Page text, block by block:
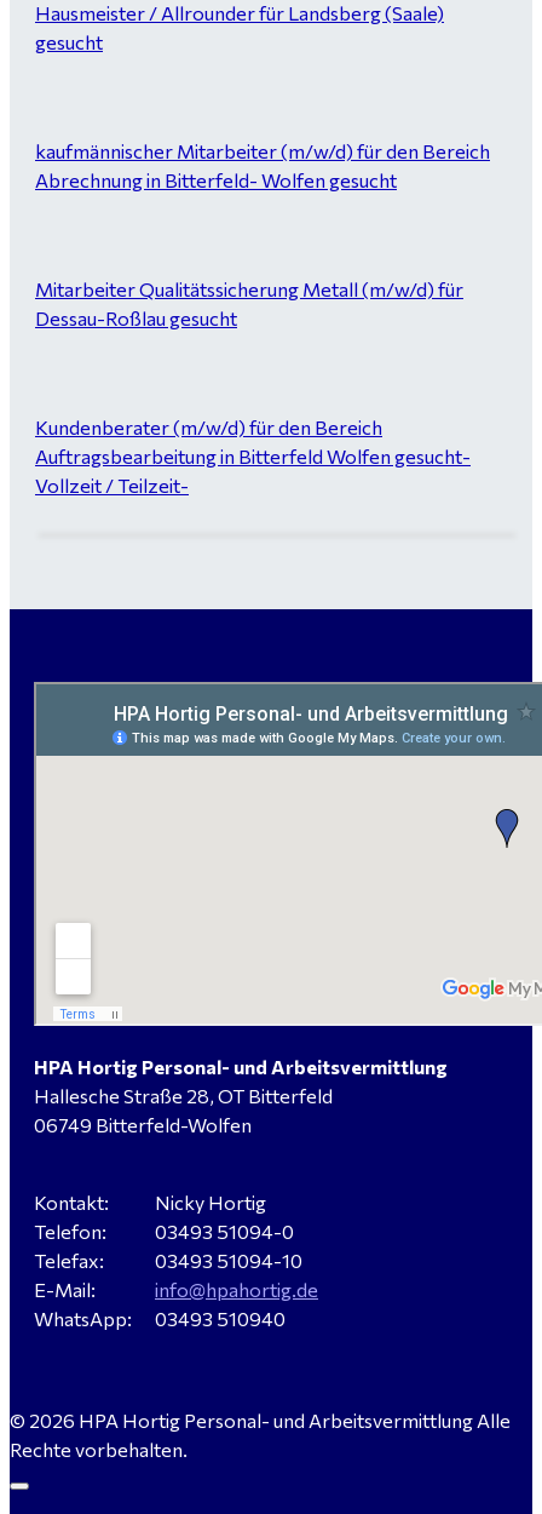
Hausmeister / Allrounder für Landsberg (Saale)
gesucht
kaufmännischer Mitarbeiter (m/w/d) für den Bereich
Abrechnung in Bitterfeld- Wolfen gesucht
Mitarbeiter Qualitätssicherung Metall (m/w/d) für
Dessau-Roßlau gesucht
Kundenberater (m/w/d) für den Bereich
Auftragsbearbeitung in Bitterfeld Wolfen gesucht-
Vollzeit / Teilzeit-
Maurer / Putzer (m/w/d) Bitterfeld-Wolfen gesucht -
ab 3.500 € (keine Montage)
Elektromeister / -techniker (m/w/d) Kalkulation /
Planung / Überwachung - Bitterfeld-Wolfen
Hausmeister (m/w/d) für ein festes Objekt in
Verkäufer / Fachberater (m/w/d) - Baustoffe Fliesen -
für Dessau-Roßlau gesucht
gesucht - ab 4.500,00 €
HPA Hortig Personal- und Arbeitsvermittlung
Hallesche Straße 28, OT Bitterfeld
06749 Bitterfeld-Wolfen
Kontakt:
Telefon:
Telefax:
E-Mail:
WhatsApp:
Nicky Hortig
03493 51094-0
03493 51094-10
info@hpahortig.de
03493 510940
© 2026 HPA Hortig Personal- und Arbeitsvermittlung Alle
Rechte vorbehalten.